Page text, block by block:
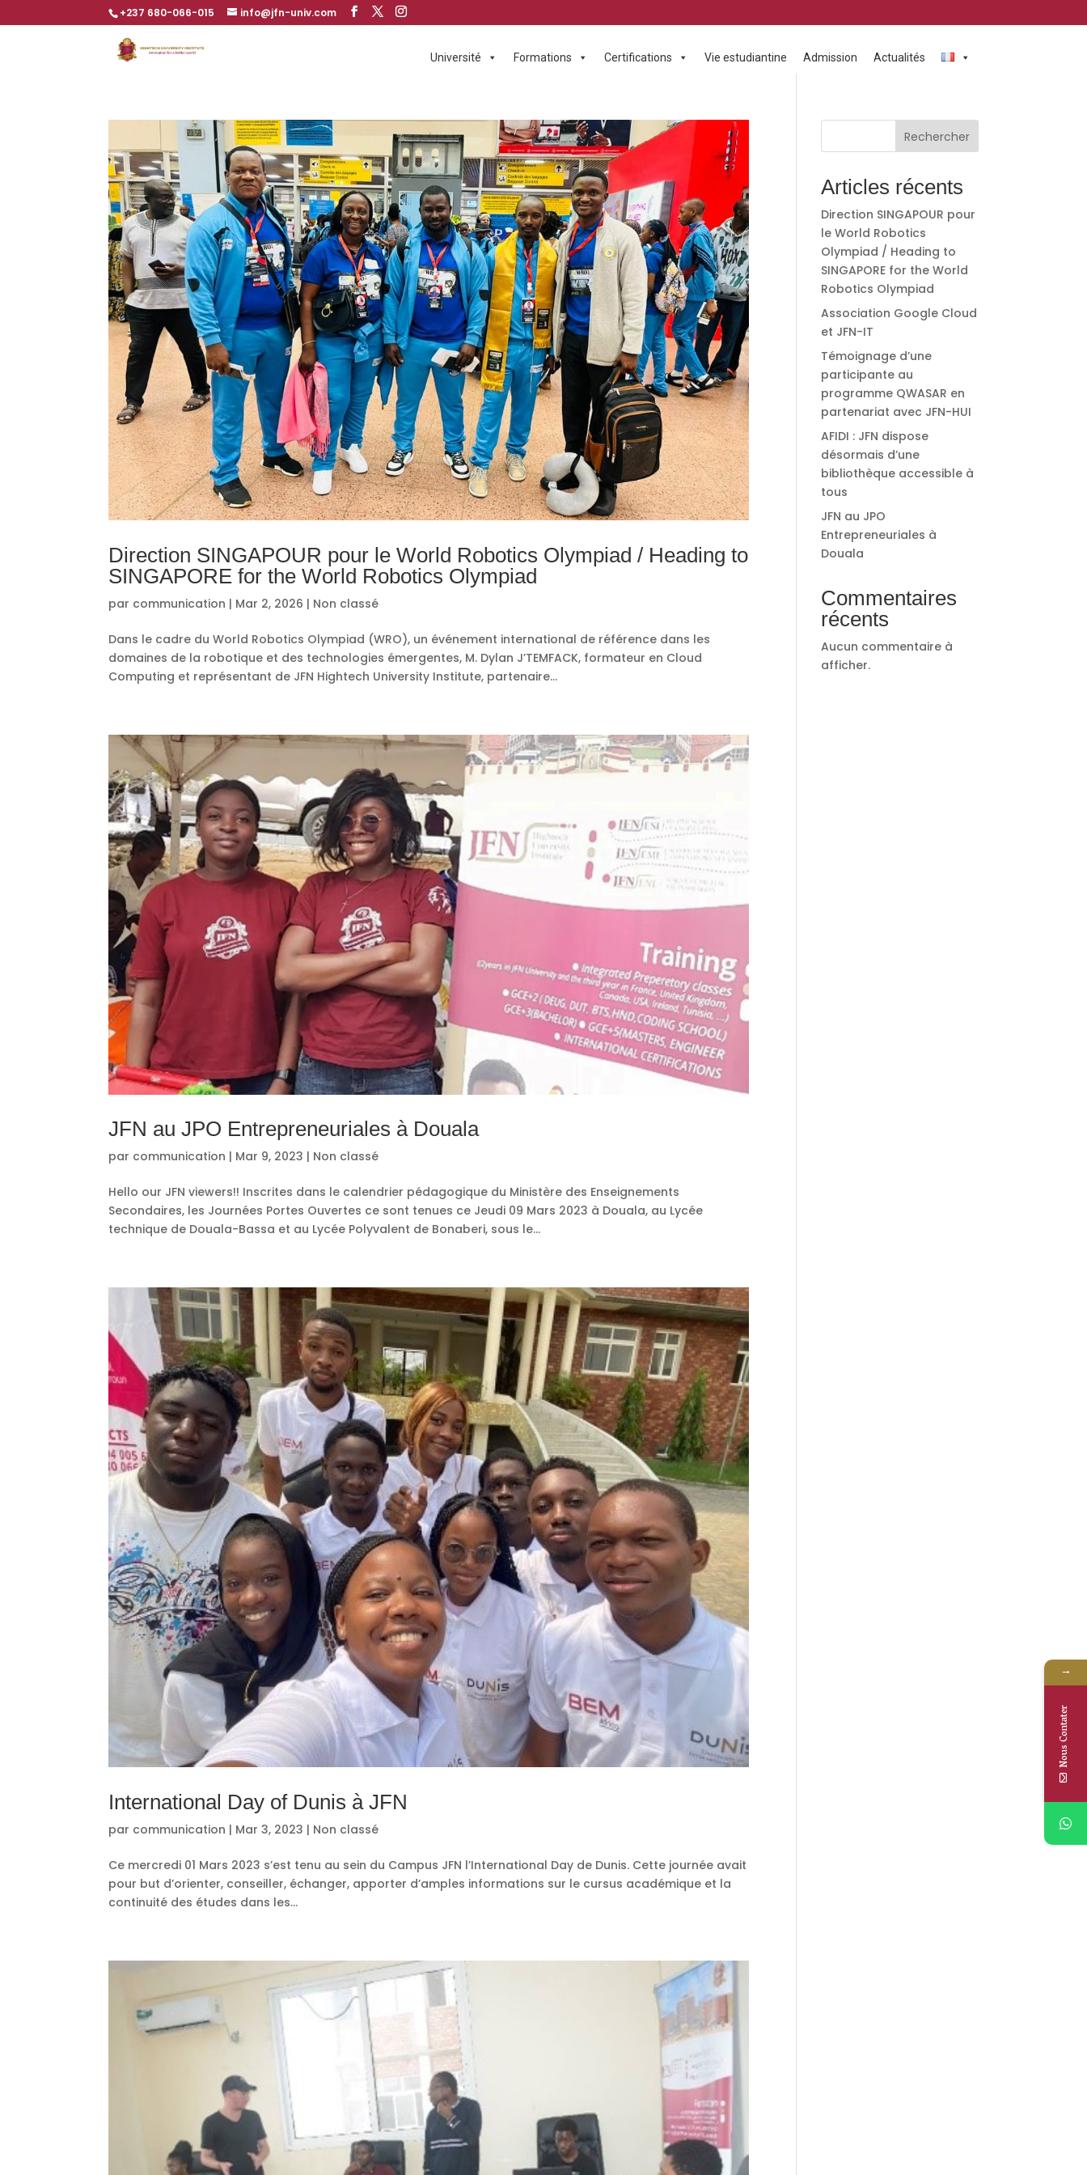
+237 680-066-015 info@jfn-univ.com
Université Formations Certifications Vie estudiantine Admission Actualités
Direction SINGAPOUR pour le World Robotics Olympiad / Heading to
SINGAPORE for the World Robotics Olympiad
par communication | Mar 2, 2026 | Non classé
Dans le cadre du World Robotics Olympiad (WRO), un événement international de référence dans les
domaines de la robotique et des technologies émergentes, M. Dylan J’TEMFACK, formateur en Cloud
Computing et représentant de JFN Hightech University Institute, partenaire...
JFN au JPO Entrepreneuriales à Douala
par communication | Mar 9, 2023 | Non classé
Hello our JFN viewers!! Inscrites dans le calendrier pédagogique du Ministère des Enseignements
Secondaires, les Journées Portes Ouvertes ce sont tenues ce Jeudi 09 Mars 2023 à Douala, au Lycée
technique de Douala-Bassa et au Lycée Polyvalent de Bonaberi, sous le...
International Day of Dunis à JFN
par communication | Mar 3, 2023 | Non classé
Ce mercredi 01 Mars 2023 s’est tenu au sein du Campus JFN l’International Day de Dunis. Cette journée avait
pour but d’orienter, conseiller, échanger, apporter d’amples informations sur le cursus académique et la
continuité des études dans les...
Rechercher
Articles récents
Direction SINGAPOUR pour
le World Robotics
Olympiad / Heading to
SINGAPORE for the World
Robotics Olympiad
Association Google Cloud
et JFN-IT
Témoignage d’une
participante au
programme QWASAR en
partenariat avec JFN-HUI
AFIDI : JFN dispose
désormais d’une
bibliothèque accessible à
tous
JFN au JPO
Entrepreneuriales à
Douala
Commentaires
récents
Aucun commentaire à
afficher.
→
Nous Contater